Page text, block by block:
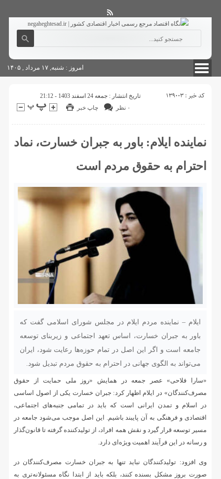
آگهی های دولتی چاپ شناسنامه سایت
امروز : شنبه, ۱۷ مرداد , ۱۴۰۵
کد خبر : 139003
تاریخ انتشار : جمعه 24 اسفند 1403 - 21:12
چاپ خبر
۰ نظر
نماینده ایلام: باور به جبران خسارت، نماد
احترام به حقوق مردم است
ایلام – نماینده مردم ایلام در مجلس شورای اسلامی گفت که
باور به جبران خسارت، اساس تعهد اجتماعی و زیربنای توسعه
جامعه است و اگر این اصل در تمام حوزه‌ها رعایت شود، ایران
می‌تواند به الگوی جهانی در احترام به حقوق مردم تبدیل شود.
«سارا فلاحی» عصر جمعه در همایش «روز ملی حمایت از حقوق
مصرف‌کنندگان» در ایلام اظهار کرد: جبران خسارت یکی از اصول اساسی
در اسلام و تمدن ایرانی است که باید در تمامی جنبه‌های اجتماعی،
اقتصادی و فرهنگی به آن پایبند باشیم. این اصل موجب می‌شود جامعه در
مسیر توسعه قرار گیرد و نقش همه افراد، از تولیدکننده گرفته تا قانون‌گذار
و رسانه در این فرآیند اهمیت ویژه‌ای دارد.
وی افزود: تولیدکنندگان نباید تنها به جبران خسارت مصرف‌کنندگان در
صورت بروز مشکل بسنده کنند، بلکه باید از ابتدا نگاه مسئولانه‌تری به